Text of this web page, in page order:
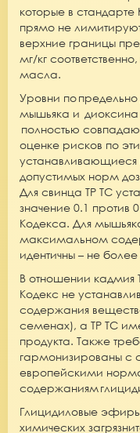
которые в
прямо не
верхние границы
мг/кг
масла.
Уровни по
мышьяка и диоксина
полностью
оценке рисков по
устанавливающиеся
допустимых норм
Для свинца ТР ТС
значение 0.1 против
Кодекса. Для
максимальном
идентичны – не более
В отношении кадмия
Кодекс не
содержания
семенах), а ТР ТС
продукта. Также
гармонизированы
европейскими
содержаниям
Глицидиловые
химических